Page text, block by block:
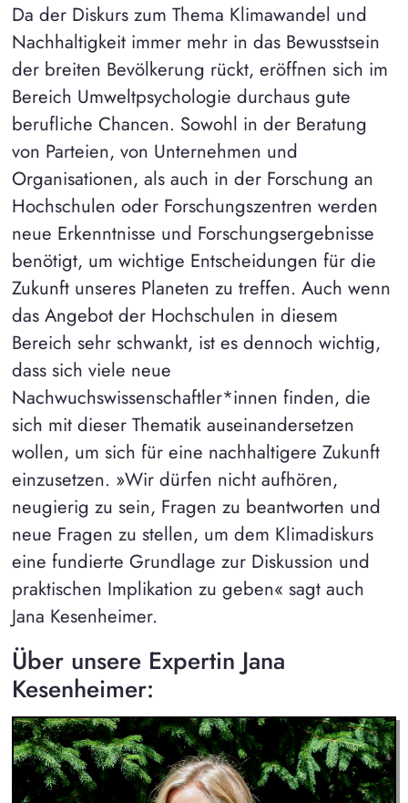
Da der Diskurs zum Thema Klimawandel und
Nachhaltigkeit immer mehr in das Bewusstsein
der breiten Bevölkerung rückt, eröffnen sich im
Bereich Umweltpsychologie durchaus gute
berufliche Chancen. Sowohl in der Beratung
von Parteien, von Unternehmen und
Organisationen, als auch in der Forschung an
Hochschulen oder Forschungszentren werden
neue Erkenntnisse und Forschungsergebnisse
benötigt, um wichtige Entscheidungen für die
Zukunft unseres Planeten zu treffen. Auch wenn
das Angebot der Hochschulen in diesem
Bereich sehr schwankt, ist es dennoch wichtig,
dass sich viele neue
Nachwuchswissenschaftler*innen finden, die
sich mit dieser Thematik auseinandersetzen
wollen, um sich für eine nachhaltigere Zukunft
einzusetzen. »Wir dürfen nicht aufhören,
neugierig zu sein, Fragen zu beantworten und
neue Fragen zu stellen, um dem Klimadiskurs
eine fundierte Grundlage zur Diskussion und
praktischen Implikation zu geben« sagt auch
Jana Kesenheimer.
Über unsere Expertin Jana
Kesenheimer: